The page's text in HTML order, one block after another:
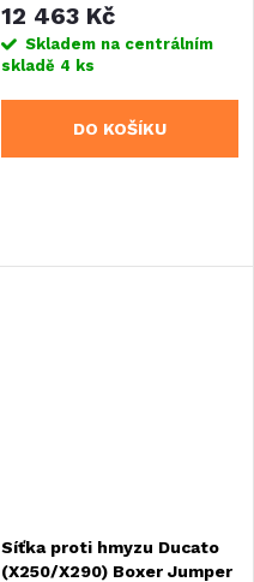
12 463 Kč
Skladem na centrálním
skladě 4 ks
DO KOŠÍKU
Síťka proti hmyzu Ducato
(X250/X290) Boxer Jumper